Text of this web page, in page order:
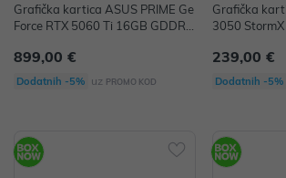
Grafička kartica ASUS PRIME Ge
Force RTX 5060 Ti 16GB GDDR7
899,00 €
Dodatnih -5% uz PROMO KOD
Grafička
3050
239,00 €
Dodatnih -5%